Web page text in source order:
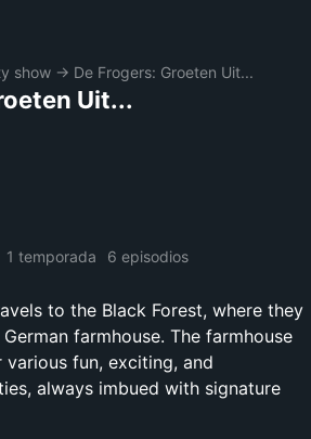
show → De Frogers: Groeten Uit...
Uit...
1 temporada 6 episodios
to the Black Forest, where they
farmhouse. The farmhouse
various fun, exciting, and
always imbued with signature